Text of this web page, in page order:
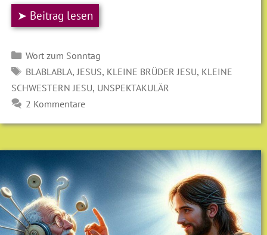
➤ Beitrag lesen
Kategorien
Wort zum Sonntag
SCHLAGWÖRTER
BLABLABLA,JESUS, KLEINE BRÜDER JESU, KLEINE
SCHWESTERN JESU, UNSPEKTAKULÄR
2 Kommentare